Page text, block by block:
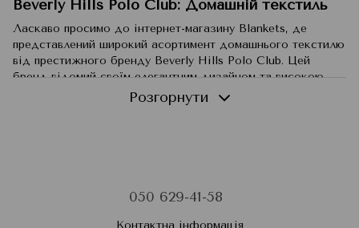
Beverly Hills Polo Club: Домашній текстиль
Ласкаво просимо до інтернет-магазину Blankets, де
представлений широкий асортимент домашнього текстилю
від престижного бренду Beverly Hills Polo Club. Цей
бренд відомий своїм елегантним дизайном та високою
якістю, пропонуючи товари, які додадуть вашому будинку
стиль та комфорт. У нашому каталозі ви знайдете
розкоші та комфорту. Виготовлене із високоякісних
матеріалів, воно забезпечить вам спокійний та
Розгорнути
050 629-41-58